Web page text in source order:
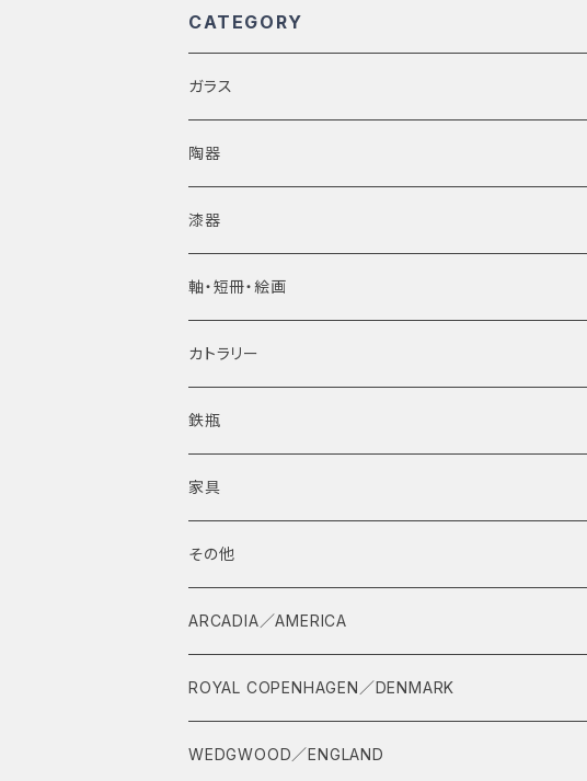
CATEGORY
ガラス
陶器
●Lladro/Spain
漆器
軸・短冊・絵画
カトラリー
鉄瓶
家具
その他
茶道具
茶杓
ARCADIA／AMERICA
ROYAL COPENHAGEN／DENMARK
WEDGWOOD／ENGLAND